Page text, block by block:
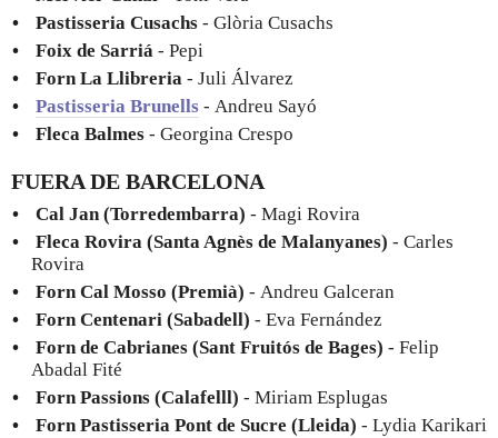
Pastisseria Cusachs - Glòria Cusachs
Foix de Sarriá - Pepi
Forn La Llibreria - Juli Álvarez
Pastisseria Brunells - Andreu Sayó
Fleca Balmes - Georgina Crespo
FUERA DE BARCELONA
Cal Jan (Torredembarra) - Magi Rovira
Fleca Rovira (Santa Agnès de Malanyanes) - Carles
Rovira
Forn Cal Mosso (Premià) - Andreu Galceran
Forn Centenari (Sabadell) - Eva Fernández
Forn de Cabrianes (Sant Fruitós de Bages) - Felip
Abadal Fité
Forn Passions (Calafelll) - Miriam Esplugas
Forn Pastisseria Pont de Sucre (Lleida) - Lydia Karikari